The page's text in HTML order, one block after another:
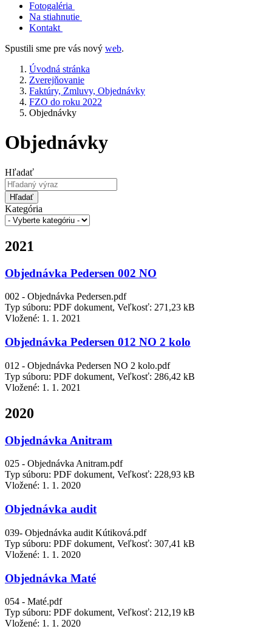
Fotogaléria
Na stiahnutie
Kontakt
Spustili sme pre vás nový web.
Úvodná stránka
Zverejňovanie
Faktúry, Zmluvy, Objednávky
FZO do roku 2022
Objednávky
Objednávky
Hľadať
Hľadať
Kategória
2021
Objednávka Pedersen 002 NO
002 - Objednávka Pedersen.pdf
Typ súboru: PDF dokument, Veľkosť: 271,23 kB
Vložené: 1. 1. 2021
Objednávka Pedersen 012 NO 2 kolo
012 - Objednávka Pedersen NO 2 kolo.pdf
Typ súboru: PDF dokument, Veľkosť: 286,42 kB
Vložené: 1. 1. 2021
2020
Objednávka Anitram
025 - Objednávka Anitram.pdf
Typ súboru: PDF dokument, Veľkosť: 228,93 kB
Vložené: 1. 1. 2020
Objednávka audit
039- Objednávka audit Kútiková.pdf
Typ súboru: PDF dokument, Veľkosť: 307,41 kB
Vložené: 1. 1. 2020
Objednávka Maté
054 - Maté.pdf
Typ súboru: PDF dokument, Veľkosť: 212,19 kB
Vložené: 1. 1. 2020